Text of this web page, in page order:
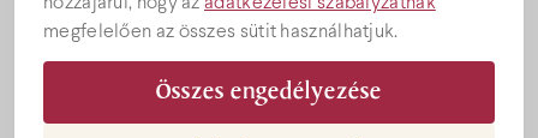
megfelelően az összes sütit használhatjuk.
Összes engedélyezése